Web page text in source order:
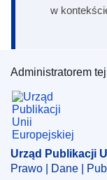
w
Urząd
Administratorem
Urząd Publikacji
Prawo | Dane |